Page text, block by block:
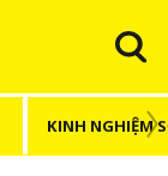
KINH NGHIỆM